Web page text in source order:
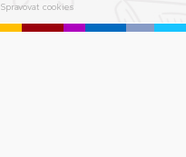
Spravovat cookies